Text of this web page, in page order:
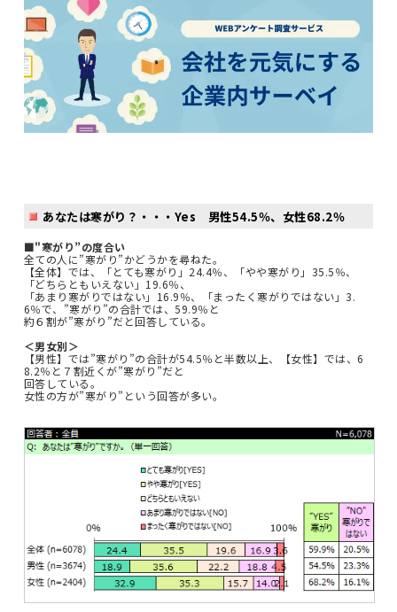
あなたは寒がり？・・・Yes 男性54.5％、女性68.2％
■"寒がり”の度合い
全ての人に”寒がり”かどうかを尋ねた。
【全体】では、「とても寒がり」24.4％、「やや寒がり」35.5％、
「どちらともいえない」19.6％、
「あまり寒がりではない」16.9％、「まったく寒がりではない」3.
6％で、”寒がり”の合計では、59.9％と
約６割が”寒がり”だと回答している。
＜男女別＞
【男性】では”寒がり”の合計が54.5％と半数以上、【女性】では、6
8.2％と７割近くが”寒がり”だと
回答している。
女性の方が”寒がり”という回答が多い。